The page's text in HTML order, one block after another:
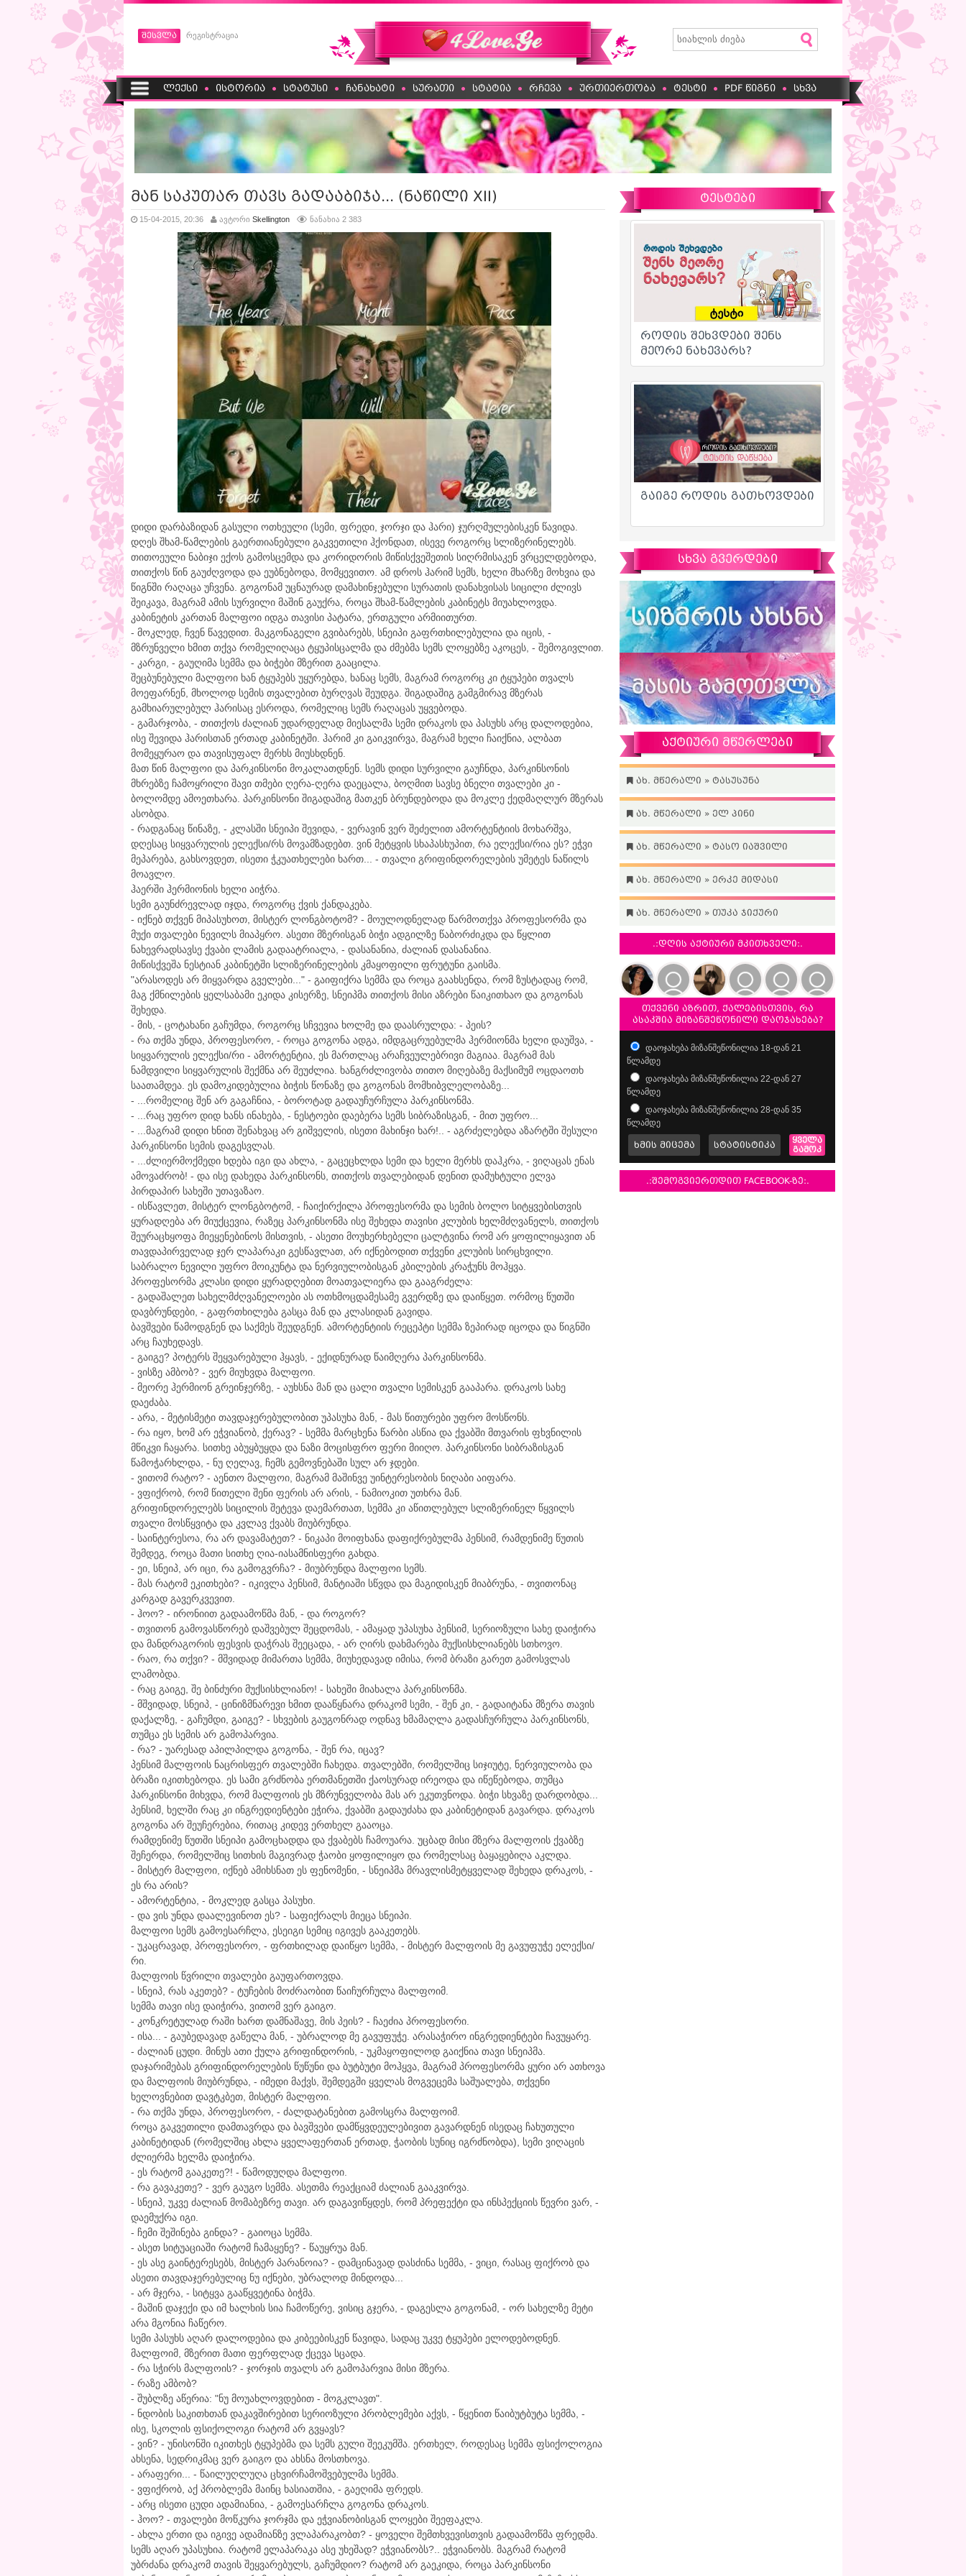
შესვლა რეგისტრაცია
ლექსი ისტორია სტატუსი ჩანახატი სურათი სტატია რჩევა ურთიერთობა ტესტი PDF წიგნი სხვა
მან საკუთარ თავს გადააბიჯა... (ნაწილი XII)
15-04-2015, 20:36 ავტორი Skellington ნანახია 2 383
დიდი დარბაზიდან გასული ოთხეული (სემი, ფრედი, ჯორჯი და ჰარი) ჯურღმულებისკენ წავიდა.
დღეს შხამ-წამლების გაერთიანებული გაკვეთილი ჰქონდათ, ისევე როგორც სლიზერინელებს.
თითოეული ნაბიჯი ექოს გამოსცემდა და კორიდორის მიწისქვეშეთის სიღრმისაკენ ვრცელდებოდა,
თითქოს წინ გაუძღვოდა და ეუბნებოდა, მომყევითო. ამ დროს ჰარიმ სემს, ხელი მხარზე მოხვია და
წიგნში რაღაცა უჩვენა. გოგონამ უცნაურად დამახინჯებული სურათის დანახვისას სიცილი ძლივს
შეიკავა, მაგრამ ამის სურვილი მაშინ გაუქრა, როცა შხამ-წამლების კაბინეტს მიუახლოვდა.
კაბინეტის კართან მალფოი იდგა თავისი პატარა, ერთგული არმიითურთ.
- მოკლედ, ჩვენ წავედით. მაკგონაგელი გვიბარებს, სნეიპი გაფრთხილებულია და იცის, -
მზრუნველი ხმით თქვა რომელიღაცა ტყუპისცალმა და ძმებმა სემს ლოყებზე აკოცეს, - შემოგივლით.
- კარგი, - გაუღიმა სემმა და ბიჭები მზერით გააცილა.
შეცბუნებული მალფოი ხან ტყუპებს უყურებდა, ხანაც სემს, მაგრამ როგორც კი ტყუპები თვალს
მოეფარნენ, მხოლოდ სემის თვალებით ბურღვას შეუდგა. შიგადაშიგ გამგმირავ მზერას
გამხიარულებულ ჰარისაც ესროდა, რომელიც სემს რაღაცას უყვებოდა.
- გამარჯობა, - თითქოს ძალიან უდარდელად მიესალმა სემი დრაკოს და პასუხს არც დალოდებია,
ისე შევიდა ჰარისთან ერთად კაბინეტში. ჰარიმ კი გაიკვირვა, მაგრამ ხელი ჩაიქნია, ალბათ
მომეყურაო და თავისუფალ მერხს მიუსხდნენ.
მათ წინ მალფოი და პარკინსონი მოკალათდნენ. სემს დიდი სურვილი გაუჩნდა, პარკინსონის
მხრებზე ჩამოყრილი შავი თმები ღერა-ღერა დაეცალა, ბოღმით სავსე ბნელი თვალები კი -
ბოლომდე ამოეთხარა. პარკინსონი შიგადაშიგ მათკენ ბრუნდებოდა და მოკლე ქედმაღლურ მზერას
ასობდა.
- რადგანაც წინაზე, - კლასში სნეიპი შევიდა, - ვერავინ ვერ შეძელით ამორტენტიის მოხარშვა,
დღესაც სიყვარულის ელექსი/რს მოვამზადებთ. ვინ მეტყვის სხაპასხუპით, რა ელექსი/რია ეს? ეჭვი
მეპარება, გახსოვდეთ, ისეთი ჭკუათხელები ხართ... - თვალი გრიფინდორელების უმეტეს ნაწილს
მოავლო.
ჰაერში ჰერმიონის ხელი აიჭრა.
სემი გაუნძრევლად იჯდა, როგორც ქვის ქანდაკება.
- იქნებ თქვენ მიპასუხოთ, მისტერ ლონგბოტომ? - მოულოდნელად წარმოთქვა პროფესორმა და
მუქი თვალები ნევილს მიაპყრო. ასეთი მზერისგან ბიჭი ადგილზე წაბორძიკდა და წყლით
ნახევრადსავსე ქვაბი ლამის გადაატრიალა, - დასანანია, ძალიან დასანანია.
მიწისქვეშა ნესტიან კაბინეტში სლიზერინელების კმაყოფილი ფრუტუნი გაისმა.
"არასოდეს არ მიყვარდა გველები..." - გაიფიქრა სემმა და როცა გაახსენდა, რომ ზუსტადაც რომ,
მაგ ქმნილების ყელსაბამი ეკიდა კისერზე, სნეიპმა თითქოს მისი აზრები წაიკითხაო და გოგონას
შეხედა.
- მის, - ცოტახანი გაჩუმდა, როგორც სჩვევია ხოლმე და დაასრულდა: - პეის?
- რა თქმა უნდა, პროფესორო, - როცა გოგონა ადგა, იმდგაცრუებულმა ჰერმიონმა ხელი დაუშვა, -
სიყვარულის ელექსი/რი - ამორტენტია, ეს მართლაც არაჩვეულებრივი მაგიაა. მაგრამ მას
ნამდვილი სიყვარულის შექმნა არ შეუძლია. ხანგრძლივობა თითო მიღებაზე მაქსიმუმ ოცდაოთხ
საათამდეა. ეს დამოკიდებულია ბიჭის წონაზე და გოგონას მომხიბვლელობაზე...
- ...რომელიც შენ არ გაგაჩნია, - ბოროტად გადაუჩურჩულა პარკინსონმა.
- ...რაც უფრო დიდ ხანს ინახება, - ნესტოები დაებერა სემს სიბრაზისგან, - მით უფრო...
- ...მაგრამ დიდი ხნით შენახვაც არ გიშველის, ისეთი მახინჯი ხარ!.. - აგრძელებდა აზარტში შესული
პარკინსონი სემის დაგესვლას.
- ...ძლიერმოქმედი ხდება იგი და ახლა, - გაცეცხლდა სემი და ხელი მერხს დაჰკრა, - ვიღაცას ენას
ამოვაძრობ! - და ისე დახედა პარკინსონს, თითქოს თვალებიდან დენით დამუხტული ელვა
პირდაპირ სახეში უთავაზაო.
- ისწავლეთ, მისტერ ლონგბოტომ, - ჩაიქირქილა პროფესორმა და სემის ბოლო სიტყვებისთვის
ყურადღება არ მიუქცევია, რაზეც პარკინსონმა ისე შეხედა თავისი კლუბის ხელმძღვანელს, თითქოს
შეურაცხყოფა მიეყენებინოს მისთვის, - ასეთი მოუხერხებელი ცალტვინა რომ არ ყოფილიყავით ან
თავდაპირველად ჯერ ლაპარაკი გესწავლათ, არ იქნებოდით თქვენი კლუბის სირცხვილი.
საბრალო ნევილი უფრო მოიკუნტა და ნერვიულობისგან კბილების კრაჭუნს მოჰყვა.
პროფესორმა კლასი დიდი ყურადღებით მოათვალიერა და გააგრძელა:
- გადაშალეთ სახელმძღვანელოები ას ოთხმოცდამესამე გვერდზე და დაიწყეთ. ორმოც წუთში
დავბრუნდები, - გაფრთხილება გასცა მან და კლასიდან გავიდა.
ბავშვები წამოდგნენ და საქმეს შეუდგნენ. ამორტენტიის რეცეპტი სემმა ზეპირად იცოდა და წიგნში
არც ჩაუხედავს.
- გაიგე? პოტერს შეყვარებული ჰყავს, - ექიდნურად წაიმღერა პარკინსონმა.
- ვისზე ამბობ? - ვერ მიუხვდა მალფოი.
- მეორე ჰერმიონ გრეინჯერზე, - აუხსნა მან და ცალი თვალი სემისკენ გააპარა. დრაკოს სახე
დაეძაბა.
- არა, - მეტისმეტი თავდაჯერებულობით უპასუხა მან, - მას წითურები უფრო მოსწონს.
- რა იყო, ხომ არ ეჭვიანობ, ქერავ? - სემმა მარცხენა წარბი ასწია და ქვაბში მთვარის ფხვნილის
მწიკვი ჩაყარა. სითხე აბუყბუყდა და ნაზი მოცისფრო ფერი მიიღო. პარკინსონი სიბრაზისგან
წამოჭარხლდა, - ნუ ღელავ, ჩემს გემოვნებაში სულ არ ჯდები.
- ვითომ რატო? - აენთო მალფოი, მაგრამ მაშინვე უინტერესობის ნიღაბი აიფარა.
- ვფიქრობ, რომ წითელი შენი ფერის არ არის, - ნამიოკით უთხრა მან.
გრიფინდორელებს სიცილის შეტევა დაემართათ, სემმა კი აწითლებულ სლიზერინელ წყვილს
თვალი მოსწყვიტა და კვლავ ქვაბს მიუბრუნდა.
- საინტერესოა, რა არ დავამატეთ? - ნიკაპი მოიფხანა დაფიქრებულმა პენსიმ, რამდენიმე წუთის
შემდეგ, როცა მათი სითხე ღია-იასამნისფერი გახდა.
- ეი, სნეიპ, არ იცი, რა გამოგვრჩა? - მიუბრუნდა მალფოი სემს.
- მას რატომ ეკითხები? - იკივლა პენსიმ, მანტიაში სწვდა და მაგიდისკენ მიაბრუნა, - თვითონაც
კარგად გავერკვევით.
- ჰოო? - ირონიით გადაამოწმა მან, - და როგორ?
- თვითონ გამოვასწორებ დაშვებულ შეცდომას, - ამაყად უპასუხა პენსიმ, სერიოზული სახე დაიჭირა
და მანდრაგორის ფესვის დაჭრას შეეცადა, - არ ღირს დახმარება მუქსისხლიანებს სთხოვო.
- რაო, რა თქვი? - მშვიდად მიმართა სემმა, მიუხედავად იმისა, რომ ბრაზი გარეთ გამოსვლას
ლამობდა.
- რაც გაიგე, შე ბინძური მუქსისხლიანო! - სახეში მიახალა პარკინსონმა.
- მშვიდად, სნეიპ, - ცინიზმნარევი ხმით დააწყნარა დრაკომ სემი, - შენ კი, - გადაიტანა მზერა თავის
დაქალზე, - გაჩუმდი, გაიგე? - სხვების გაუგონრად ოდნავ ხმამაღლა გადასჩურჩულა პარკინსონს,
თუმცა ეს სემის არ გამოპარვია.
- რა? - უარესად აპილპილდა გოგონა, - შენ რა, იცავ?
პენსიმ მალფოის ნაცრისფერ თვალებში ჩახედა. თვალებში, რომელშიც სიჯიუტე, ნერვიულობა და
ბრაზი იკითხებოდა. ეს სამი გრძნობა ერთმანეთში ქაოსურად ირეოდა და იწეწებოდა, თუმცა
პარკინსონი მიხვდა, რომ მალფოის ეს მზრუნველობა მას არ ეკუთვნოდა. ბიჭი სხვაზე დარდობდა...
პენსიმ, ხელში რაც კი ინგრედიენტები ეჭირა, ქვაბში გადაუძახა და კაბინეტიდან გავარდა. დრაკოს
გოგონა არ შეუჩერებია, რითაც კიდევ ერთხელ გააოცა.
რამდენიმე წუთში სნეიპი გამოცხადდა და ქვაბებს ჩამოუარა. უცბად მისი მზერა მალფოის ქვაბზე
შეჩერდა, რომელშიც სითხის მაგივრად ჭაობი ყოფილიყო და რომელსაც ბაყაყებიღა აკლდა.
- მისტერ მალფოი, იქნებ ამიხსნათ ეს ფენომენი, - სნეიპმა მრავლისმეტყველად შეხედა დრაკოს, -
ეს რა არის?
- ამორტენტია, - მოკლედ გასცა პასუხი.
- და ვის უნდა დაალევინოთ ეს? - საფიქრალს მიეცა სნეიპი.
მალფოი სემს გამოესარჩლა, ესეიგი სემიც იგივეს გააკეთებს.
- უკაცრავად, პროფესორო, - ფრთხილად დაიწყო სემმა, - მისტერ მალფოის მე გავუფუჭე ელექსი/
რი.
მალფოის წვრილი თვალები გაუფართოვდა.
- სნეიპ, რას აკეთებ? - ტუჩების მოძრაობით წაიჩურჩულა მალფოიმ.
სემმა თავი ისე დაიჭირა, ვითომ ვერ გაიგო.
- კონკრეტულად რაში ხართ დამნაშავე, მის პეის? - ჩაეძია პროფესორი.
- ისა... - გაუბედავად გაწელა მან, - უბრალოდ მე გავუფუჭე. არასაჭირო ინგრედიენტები ჩავუყარე.
- ძალიან ცუდი. მინუს ათი ქულა გრიფინდორის, - უკმაყოფილოდ გაიქნია თავი სნეიპმა.
დაჯარიმებას გრიფინდორელების წუწუნი და ბუტბუტი მოჰყვა, მაგრამ პროფესორმა ყური არ ათხოვა
და მალფოის მიუბრუნდა, - იმედი მაქვს, შემდეგში ყველას მოგვეცემა საშუალება, თქვენი
ხელოვნებით დავტკბეთ, მისტერ მალფოი.
- რა თქმა უნდა, პროფესორო, - ძალდატანებით გამოსცრა მალფოიმ.
როცა გაკვეთილი დამთავრდა და ბავშვები დამწყვდეულებივით გავარდნენ ისედაც ჩახუთული
კაბინეტიდან (რომელშიც ახლა ყველაფერთან ერთად, ჭაობის სუნიც იგრძნობდა), სემი ვიღაცის
ძლიერმა ხელმა დაიჭირა.
- ეს რატომ გააკეთე?! - წამოდუღდა მალფოი.
- რა გავაკეთე? - ვერ გაუგო სემმა. ასეთმა რეაქციამ ძალიან გააკვირვა.
- სნეიპ, უკვე ძალიან მომაბეზრე თავი. არ დაგავიწყდეს, რომ პრეფექტი და ინსპექციის წევრი ვარ, -
დაემუქრა იგი.
- ჩემი შეშინება გინდა? - გაიოცა სემმა.
- ასეთ სიტუაციაში რატომ ჩამაყენე? - წაუყრუა მან.
- ეს ასე გაინტერესებს, მისტერ პარანოია? - დამცინავად დასძინა სემმა, - ვიცი, რასაც ფიქრობ და
ასეთი თავდაჯერებულიც ნუ იქნები, უბრალოდ მინდოდა...
- არ მჯერა, - სიტყვა გააწყვეტინა ბიჭმა.
- მაშინ დაჯექი და იმ ხალხის სია ჩამოწერე, ვისიც გჯერა, - დაგესლა გოგონამ, - ორ სახელზე მეტი
არა მგონია ჩაწერო.
სემი პასუხს აღარ დალოდებია და კიბეებისკენ წავიდა, სადაც უკვე ტყუპები ელოდებოდნენ.
მალფოიმ, მზერით მათი ფერფლად ქცევა სცადა.
- რა სჭირს მალფოის? - ჯორჯის თვალს არ გამოპარვია მისი მზერა.
- რაზე ამბობ?
- შუბლზე აწერია: "ნუ მოუახლოვდებით - მოგკლავთ".
- ნდობის საკითხთან დაკავშირებით სერიოზული პრობლემები აქვს, - წყენით წაიბუტბუტა სემმა, -
ისე, სკოლის ფსიქოლოგი რატომ არ გვყავს?
- ვინ? - უნისონში იკითხეს ტყუპებმა და სემს გული შეეკუმშა. ერთხელ, როდესაც სემმა ფსიქოლოგია
ახსენა, სედრიკმაც ვერ გაიგო და ახსნა მოსთხოვა.
- არაფერი... - წაილუღლუღა ცხვირჩამოშვებულმა სემმა.
- ვფიქრობ, აქ პრობლემა მაინც ხასიათშია, - გაეღიმა ფრედს.
- არც ისეთი ცუდი ადამიანია, - გამოესარჩლა გოგონა დრაკოს.
- ჰოო? - თვალები მოწკურა ჯორჯმა და ეჭვიანობისგან ლოყები შეეფაკლა.
- ახლა ერთი და იგივე ადამიანზე ვლაპარაკობთ? - ყოველი შემთხვევისთვის გადაამოწმა ფრედმა.
სემს აღარ უპასუხია. რატომ ელაპარაკა ასე უხეშად? ეჭვიანობს?.. ეჭვიანობს. მაგრამ რატომ
უბრძანა დრაკომ თავის შეყვარებულს, გაჩუმდიო? რატომ არ გაეკიდა, როცა პარკინსონი
ტესტები
სხვა გვერდები
აქტიური მწერლები
ახ. მწერალი » ტასუსუნა
ახ. მწერალი » ელ პინი
ახ. მწერალი » ტასო იაშვილი
ახ. მწერალი » ერკე მიდასი
ახ. მწერალი » თუკა ჯიქური
.:დღის აქტიური მკითხველი:.
თქვენი აზრით, ქალებისთვის, რა
ასაკშია მიზანშეწონილი დაოჯახება?
დაოჯახება მიზანშეწონილია 18-დან 21
წლამდე
დაოჯახება მიზანშეწონილია 22-დან 27
წლამდე
დაოჯახება მიზანშეწონილია 28-დან 35
წლამდე
ხმის მიცემა სტატისტიკა
ყველა
გამოკ
.:შემოგვიერთდით FACEBOOK-ზე:.